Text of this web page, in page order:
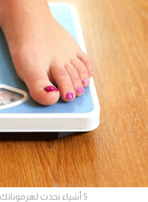
5 أشياء تحدث لهرموناتك عندما تحاولين إنقاص الوزن